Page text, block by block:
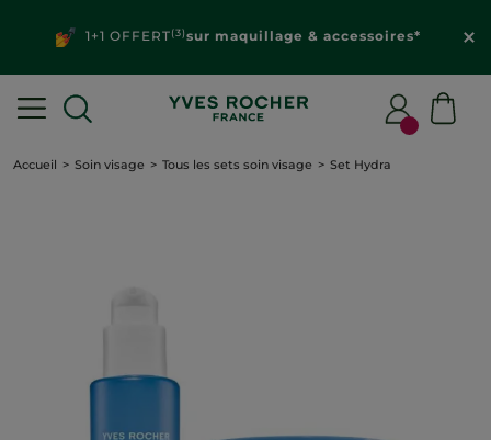
1+1 OFFERT(3)sur maquillage & accessoires*
Accueil Soin visage Tous les sets soin visage Set Hydra